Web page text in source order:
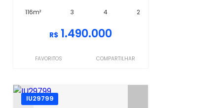
116m² 3 4 2
R$ 1.490.000
FAVORITOS COMPARTILHAR
IU29799